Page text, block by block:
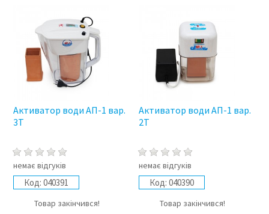
Активатор води АП-1 вар.
3Т
немає відгуків
Код: 040391
Товар закінчився!
Активатор води АП-1 вар.
2Т
немає відгуків
Код: 040390
Товар закінчився!